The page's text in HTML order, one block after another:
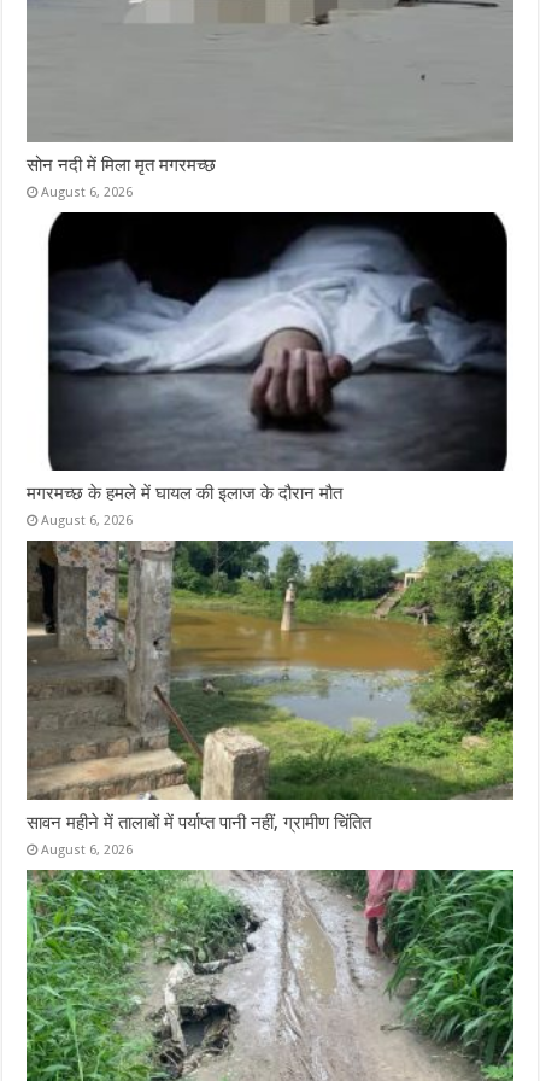
सोन नदी में मिला मृत मगरमच्छ
August 6, 2026
मगरमच्छ के हमले में घायल की इलाज के दौरान मौत
August 6, 2026
सावन महीने में तालाबों में पर्याप्त पानी नहीं, ग्रामीण चिंतित
August 6, 2026